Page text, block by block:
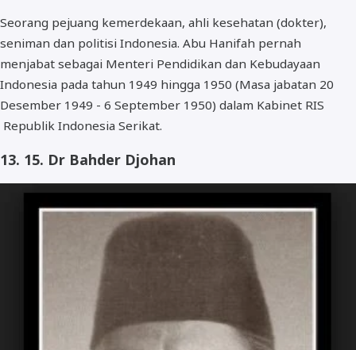
Seorang pejuang kemerdekaan, ahli kesehatan (dokter),
seniman dan politisi Indonesia. Abu Hanifah pernah
menjabat sebagai Menteri Pendidikan dan Kebudayaan
Indonesia pada tahun 1949 hingga 1950 (Masa jabatan 20
Desember 1949 - 6 September 1950) dalam Kabinet RIS
Republik Indonesia Serikat.
13. 15. Dr Bahder Djohan